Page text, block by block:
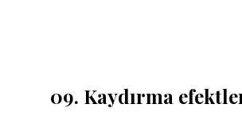
09. Kaydırma